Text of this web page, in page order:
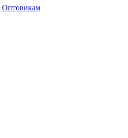
Оптовикам